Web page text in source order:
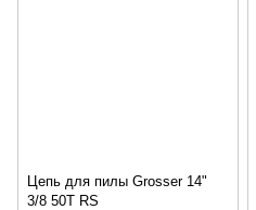
Цепь для пилы Grosser 14"
3/8 50T RS